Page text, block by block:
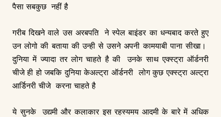
पैसा सबकुछ नहीं है
गरीब दिखने वाले उस अरबपति ने स्पेल बाइंडर का धन्यबाद करते हुए
उन लोगो की बताया की उन्ही से उसने अपनी कामयाबी पाना सीखा।
दुनिया में ज्यादा तर लोग चाहते है की उनके साथ एक्स्ट्रा ऑर्डनरी
चीजे ही हो जबकि दुनिया केअल्ट्रा ऑर्डनरी लोग कुछ एक्स्ट्रा अल्ट्रा
आर्डिनरी चीजे करना चाहते है
ये सुनके उद्यमी और कलाकार इस रहस्यमय आदमी के बारे में अधिक